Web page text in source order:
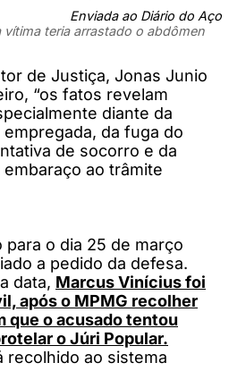
Enviada ao Diário do Aço
vítima teria arrastado o abdômen
de Justiça, Jonas Junio
“os fatos revelam
diante da
da fuga do
de socorro e da
ao trâmite
para o dia 25 de março
a pedido da defesa.
data, Marcus Vinícius foi
após o MPMG recolher
que o acusado tentou
o Júri Popular.
recolhido ao sistema